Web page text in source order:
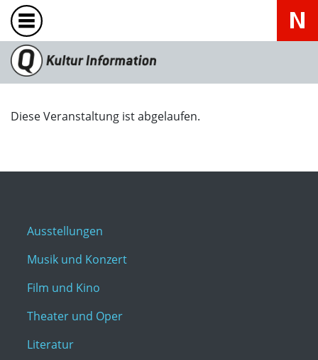
Diese Veranstaltung ist abgelaufen.
Ausstellungen
Musik und Konzert
Film und Kino
Theater und Oper
Literatur